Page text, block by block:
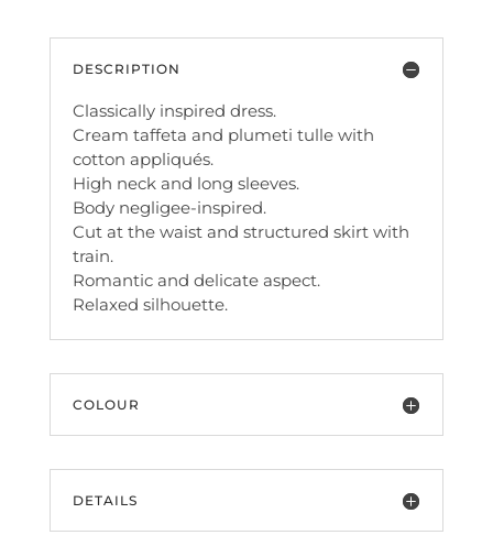
DESCRIPTION
Classically inspired dress.
Cream taffeta and plumeti tulle with
cotton appliqués.
High neck and long sleeves.
Body negligee-inspired.
Cut at the waist and structured skirt with
train.
Romantic and delicate aspect.
Relaxed silhouette.
COLOUR
DETAILS